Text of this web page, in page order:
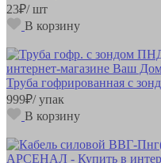
23₽/ шт
В корзину
Труба гофрированная с
999₽/ упак
В корзину